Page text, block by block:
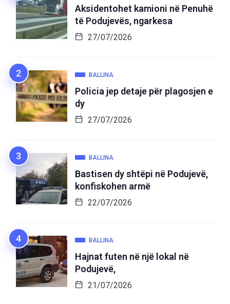
Aksidentohet kamioni në Penuhë
të Podujevës, ngarkesa
27/07/2026
BALLINA
Policia jep detaje për plagosjen e
dy
27/07/2026
BALLINA
Bastisen dy shtëpi në Podujevë,
konfiskohen armë
22/07/2026
BALLINA
Hajnat futen në një lokal në
Podujevë,
21/07/2026